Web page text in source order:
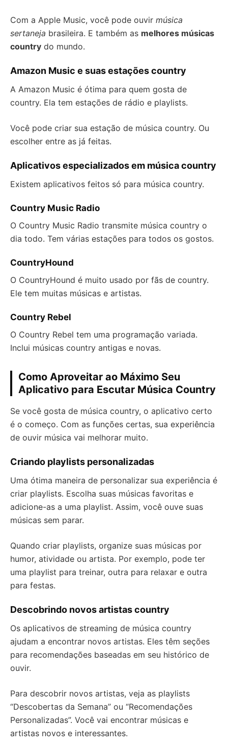
Com a Apple Music, você pode ouvir música
sertaneja brasileira. E também as melhores músicas
country do mundo.
Amazon Music e suas estações country
A Amazon Music é ótima para quem gosta de
country. Ela tem estações de rádio e playlists.
Você pode criar sua estação de música country. Ou
escolher entre as já feitas.
Aplicativos especializados em música country
Existem aplicativos feitos só para música country.
Country Music Radio
O Country Music Radio transmite música country o
dia todo. Tem várias estações para todos os gostos.
CountryHound
O CountryHound é muito usado por fãs de country.
Ele tem muitas músicas e artistas.
Country Rebel
O Country Rebel tem uma programação variada.
Inclui músicas country antigas e novas.
Como Aproveitar ao Máximo Seu
Aplicativo para Escutar Música Country
Se você gosta de música country, o aplicativo certo
é o começo. Com as funções certas, sua experiência
de ouvir música vai melhorar muito.
Criando playlists personalizadas
Uma ótima maneira de personalizar sua experiência é
criar playlists. Escolha suas músicas favoritas e
adicione-as a uma playlist. Assim, você ouve suas
músicas sem parar.
Quando criar playlists, organize suas músicas por
humor, atividade ou artista. Por exemplo, pode ter
uma playlist para treinar, outra para relaxar e outra
para festas.
Descobrindo novos artistas country
Os aplicativos de streaming de música country
ajudam a encontrar novos artistas. Eles têm seções
para recomendações baseadas em seu histórico de
ouvir.
Para descobrir novos artistas, veja as playlists
“Descobertas da Semana” ou “Recomendações
Personalizadas”. Você vai encontrar músicas e
artistas novos e interessantes.